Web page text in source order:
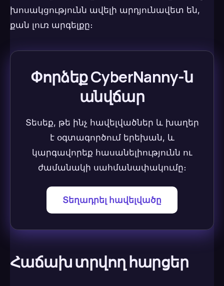
խոսակցությունն ավելի արդյունավետ են,
քան լուռ արգելքը։
Փորձեք CyberNanny-ն
անվճար
Տեսեք, թե ինչ հավելվածներ և խաղեր
է օգտագործում երեխան, և
կարգավորեք հասանելիությունն ու
ժամանակի սահմանափակումը։
Տեղադրել հավելվածը
Հաճախ տրվող հարցեր